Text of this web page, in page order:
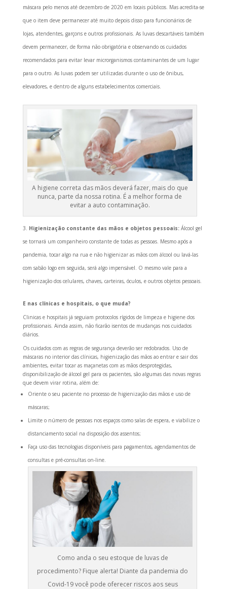
máscara pelo menos até dezembro de 2020 em locais públicos. Mas acredita-se
que o item deve permanecer até muito depois disso para funcionários de
lojas, atendentes, garçons e outros profissionais. As luvas descartáveis também
devem permanecer, de forma não obrigatória e observando os cuidados
recomendados para evitar levar microrganismos contaminantes de um lugar
para o outro. As luvas podem ser utilizadas durante o uso de ônibus,
elevadores, e dentro de alguns estabelecimentos comerciais.
A higiene correta das mãos deverá fazer, mais do que
nunca, parte da nossa rotina. É a melhor forma de
evitar a auto contaminação.
Higienização constante das mãos e objetos pessoais:Álcool gel
se tornará um companheiro constante de todas as pessoas. Mesmo após a
pandemia, tocar algo na rua e não higienizar as mãos com álcool ou lavá-las
com sabão logo em seguida, será algo impensável. O mesmo vale para a
higienização dos celulares, chaves, carteiras, óculos, e outros objetos pessoais.
E nas clínicas e hospitais, o que muda?
Clinicas e hospitais já seguiam protocolos rígidos de limpeza e higiene dos
profissionais. Ainda assim, não ficarão isentos de mudanças nos cuidados
diários.
Os cuidados com as regras de segurança deverão ser redobrados. Uso de
máscaras no interior das clínicas, higienização das mãos ao entrar e sair dos
ambientes, evitar tocar as maçanetas com as mãos desprotegidas,
disponibilização de álcool gel para os pacientes, são algumas das novas regras
que devem virar rotina, além de:
Oriente o seu paciente no processo de higienização das mãos e uso de
máscaras;
Limite o número de pessoas nos espaços como salas de espera, e viabilize o
distanciamento social na disposição dos assentos;
Faça uso das tecnologias disponíveis para pagamentos, agendamentos de
consultas e pré-consultas on-line.
Como anda o seu estoque de luvas de
procedimento? Fique alerta! Diante da pandemia do
Covid-19 você pode oferecer riscos aos seus